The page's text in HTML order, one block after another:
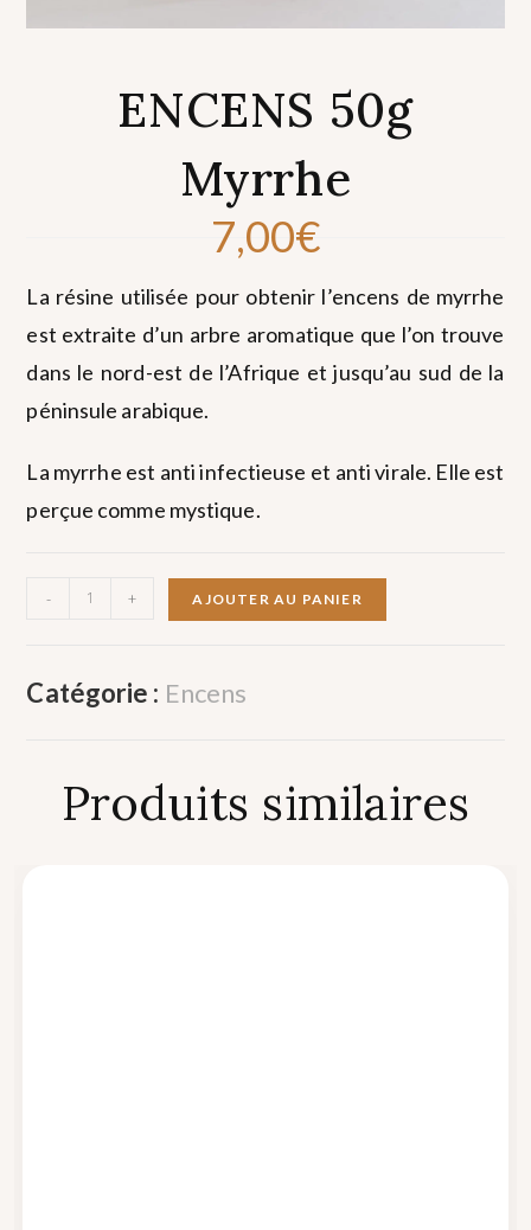
ENCENS 50g
Myrrhe
7,00€
La résine utilisée pour obtenir l’encens de myrrhe
est extraite d’un arbre aromatique que l’on trouve
dans le nord-est de l’Afrique et jusqu’au sud de la
péninsule arabique.
La myrrhe est anti infectieuse et anti virale. Elle est
perçue comme mystique.
- + AJOUTER AU PANIER
Catégorie : Encens
Produits similaires